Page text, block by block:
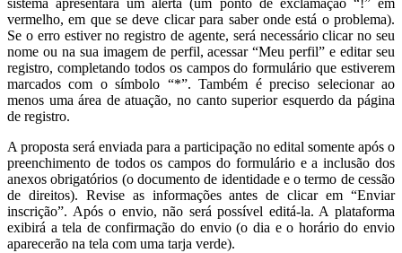
sistema apresentará um alerta (um ponto de exclamação “!” em
vermelho, em que se deve clicar para saber onde está o problema).
Se o erro estiver no registro de agente, será necessário clicar no seu
nome ou na sua imagem de perfil, acessar “Meu perfil” e editar seu
registro, completando todos os campos do formulário que estiverem
marcados com o símbolo “*”. Também é preciso selecionar ao
menos uma área de atuação, no canto superior esquerdo da página
de registro.
A proposta será enviada para a participação no edital somente após o
preenchimento de todos os campos do formulário e a inclusão dos
anexos obrigatórios (o documento de identidade e o termo de cessão
de direitos). Revise as informações antes de clicar em “Enviar
inscrição”. Após o envio, não será possível editá-la. A plataforma
exibirá a tela de confirmação do envio (o dia e o horário do envio
aparecerão na tela com uma tarja verde).